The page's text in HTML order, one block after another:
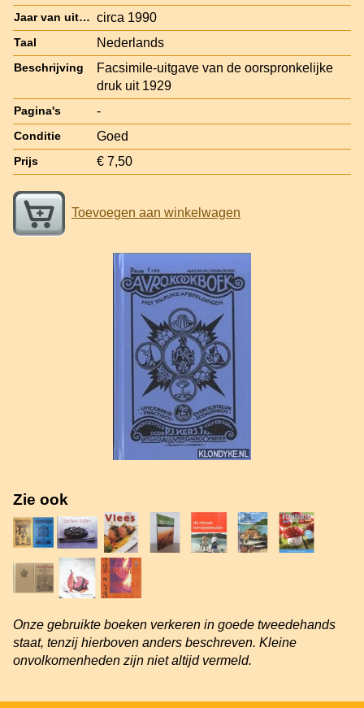
Jaar van uitgave circa 1990
Taal Nederlands
Beschrijving
Facsimile-uitgave van de oorspronkelijke
druk uit 1929
Pagina's -
Conditie Goed
Prijs € 7,50
Toevoegen aan winkelwagen
Zie ook
Onze gebruikte boeken verkeren in goede tweedehands
staat, tenzij hierboven anders beschreven. Kleine
onvolkomenheden zijn niet altijd vermeld.